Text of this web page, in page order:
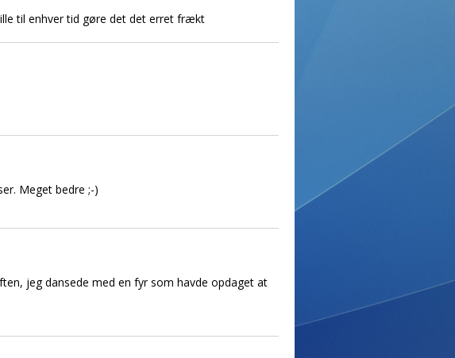
til enhver tid gøre det det erret frækt
Meget bedre ;-)
jeg dansede med en fyr som havde opdaget at